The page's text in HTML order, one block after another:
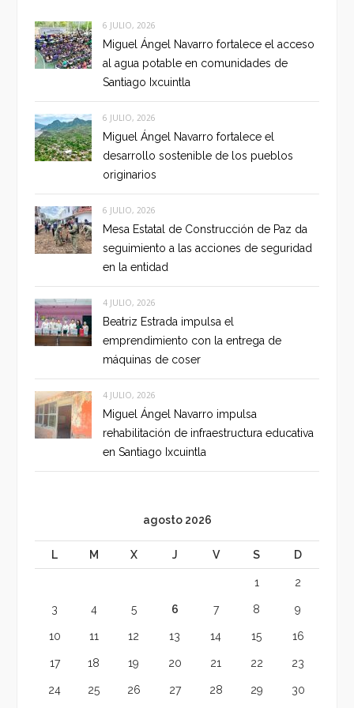
6 JULIO, 2026
Miguel Ángel Navarro fortalece el acceso
al agua potable en comunidades de
Santiago Ixcuintla
6 JULIO, 2026
Miguel Ángel Navarro fortalece el
desarrollo sostenible de los pueblos
originarios
6 JULIO, 2026
Mesa Estatal de Construcción de Paz da
seguimiento a las acciones de seguridad
en la entidad
4 JULIO, 2026
Beatriz Estrada impulsa el
emprendimiento con la entrega de
máquinas de coser
4 JULIO, 2026
Miguel Ángel Navarro impulsa
rehabilitación de infraestructura educativa
en Santiago Ixcuintla
agosto 2026
L M X J V S D
1 2
3 4 5 6 7 8 9
10 11 12 13 14 15 16
17 18 19 20 21 22 23
24 25 26 27 28 29 30